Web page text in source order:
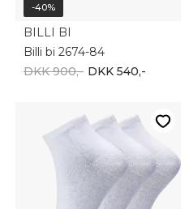
-40%
BILLI BI
Billi bi 2674-84
DKK 900,- DKK 540,-